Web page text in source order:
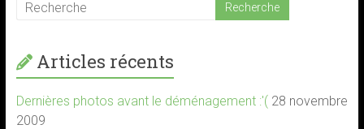
Articles récents
Dernières photos avant le déménagement :'( 28 novembre
2009